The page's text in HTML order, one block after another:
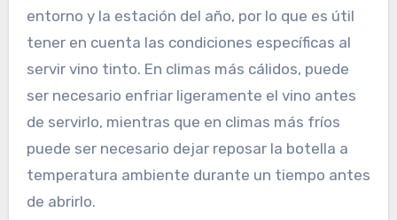
entorno y la estación del año, por lo que es útil
tener en cuenta las condiciones específicas al
servir vino tinto. En climas más cálidos, puede
ser necesario enfriar ligeramente el vino antes
de servirlo, mientras que en climas más fríos
puede ser necesario dejar reposar la botella a
temperatura ambiente durante un tiempo antes
de abrirlo.